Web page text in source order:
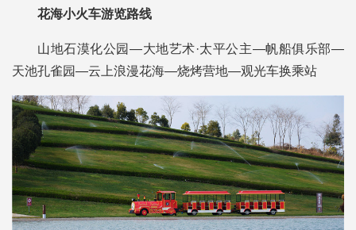
花海小火车游览路线
山地石漠化公园—大地艺术·太平公主—帆船俱乐部—
天池孔雀园—云上浪漫花海—烧烤营地—观光车换乘站